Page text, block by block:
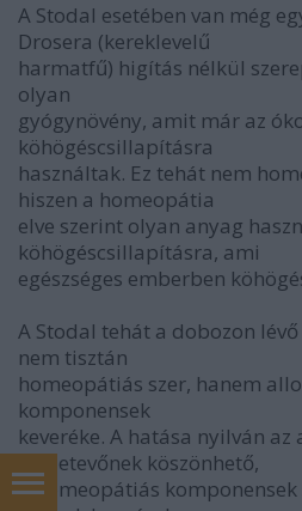
A Stodal esetében van még
Drosera (kereklevelű
harmatfű) higítás nélkül
olyan
gyógynövény, amit már az
köhögéscsillapításra
használtak. Ez tehát nem
hiszen a homeopátia
elve szerint olyan anyag
köhögéscsillapításra, ami
egészséges emberben
A Stodal tehát a dobozon
nem tisztán
homeopátiás szer, hanem
komponensek
keveréke. A hatása nyilván
összetevőnek köszönhető,
a homeopátiás komponensek